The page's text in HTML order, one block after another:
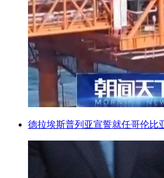
德拉埃斯普列亚宣誓就任哥伦比